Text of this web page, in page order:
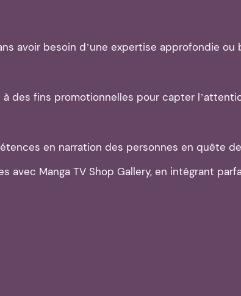
avoir besoin d’une expertise approfondie ou
des fins promotionnelles pour capter
en narration des personnes en quête
Manga TV Shop Gallery, en intégrant